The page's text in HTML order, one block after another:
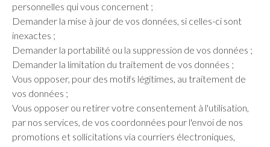
personnelles qui vous concernent ;
Demander la mise à jour de vos données, si celles-ci sont
inexactes ;
Demander la portabilité ou la suppression de vos données ;
Demander la limitation du traitement de vos données ;
Vous opposer, pour des motifs légitimes, au traitement de
vos données ;
Vous opposer ou retirer votre consentement à l'utilisation,
par nos services, de vos coordonnées pour l'envoi de nos
promotions et sollicitations via courriers électroniques,